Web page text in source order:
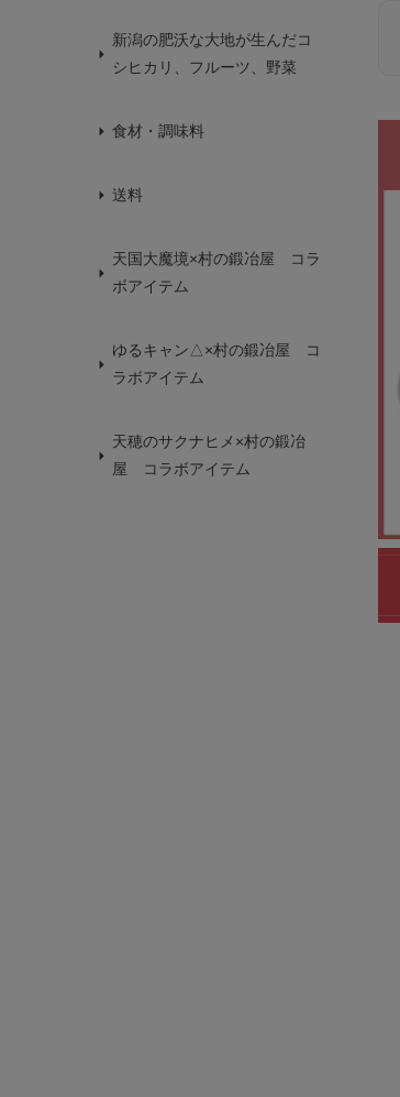
新潟の肥沃な大地が生んだコ
シヒカリ、フルーツ、野菜
食材・調味料
送料
天国大魔境×村の鍛冶屋 コラ
ボアイテム
ゆるキャン△×村の鍛冶屋 コ
ラボアイテム
天穂のサクナヒメ×村の鍛冶
屋 コラボアイテム